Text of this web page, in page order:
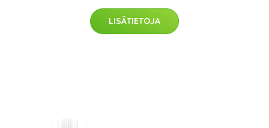
LISÄTIETOJA